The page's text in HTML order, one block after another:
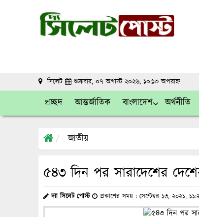
সিলেট শুক্রবার, ০৭ অগাস্ট ২০২৬, ১০:১৩ অপরাহ্ন
প্রচ্ছদ আন্তর্জাতিক বাংলাদেশ অর্থনীতি
জাতীয়
৫৪৩ দিন পর সারাদেশের
দ্যা সিলেট পোস্ট প্রকাশের সময় : সেপ্টেম্বর ১৩, ২০২১,